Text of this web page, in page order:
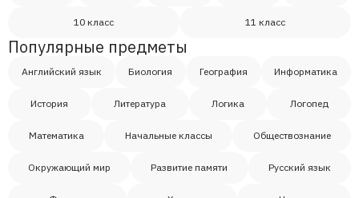
10 класс 11 класс
Популярные предметы
Английский язык Биология География Информатика
История Литература Логика Логопед
Математика Начальные классы Обществознание
Окружающий мир Развитие памяти Русский язык